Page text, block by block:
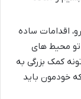
اقدامات ساده
محیط های
کمک بزرگی به
خودمون باید